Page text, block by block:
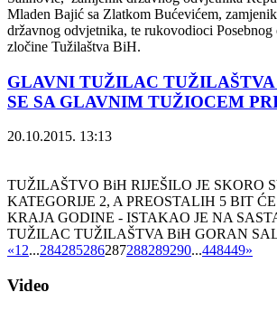
Mladen Bajić sa Zlatkom Bućevićem,
državnog odvjetnika, te rukovodioci Posebnog
zločine Tužilaštva BiH.
GLAVNI TUŽILAC TUŽILAŠTVA
SE SA GLAVNIM TUŽIOCEM
20.10.2015. 13:13
TUŽILAŠTVO BiH RIJEŠILO JE SKORO
KATEGORIJE 2, A PREOSTALIH 5 BIT
KRAJA GODINE - ISTAKAO JE NA
TUŽILAC TUŽILAŠTVA BiH GORAN
«12...284285286287288289290...448449»
Video